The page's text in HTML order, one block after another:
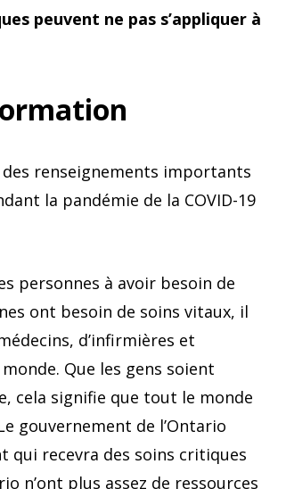
peuvent ne pas s’appliquer à
renseignements importants
la pandémie de la COVID-19
personnes à avoir besoin de
ont besoin de soins vitaux, il
d’infirmières et
Que les gens soient
cela signifie que tout le monde
gouvernement de l’Ontario
qui recevra des soins critiques
n’ont plus assez de ressources